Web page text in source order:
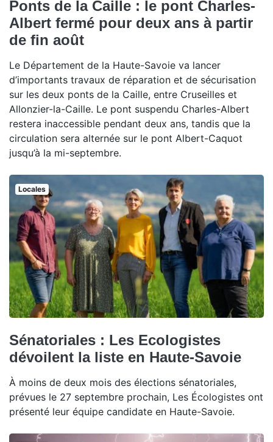
Ponts de la Caille : le pont Charles-
Albert fermé pour deux ans à partir
de fin août
Le Département de la Haute-Savoie va lancer
d’importants travaux de réparation et de sécurisation
sur les deux ponts de la Caille, entre Cruseilles et
Allonzier-la-Caille. Le pont suspendu Charles-Albert
restera inaccessible pendant deux ans, tandis que la
circulation sera alternée sur le pont Albert-Caquot
jusqu’à la mi-septembre.
Locales
Sénatoriales : Les Ecologistes
dévoilent la liste en Haute-Savoie
À moins de deux mois des élections sénatoriales,
prévues le 27 septembre prochain, Les Écologistes ont
présenté leur équipe candidate en Haute-Savoie.